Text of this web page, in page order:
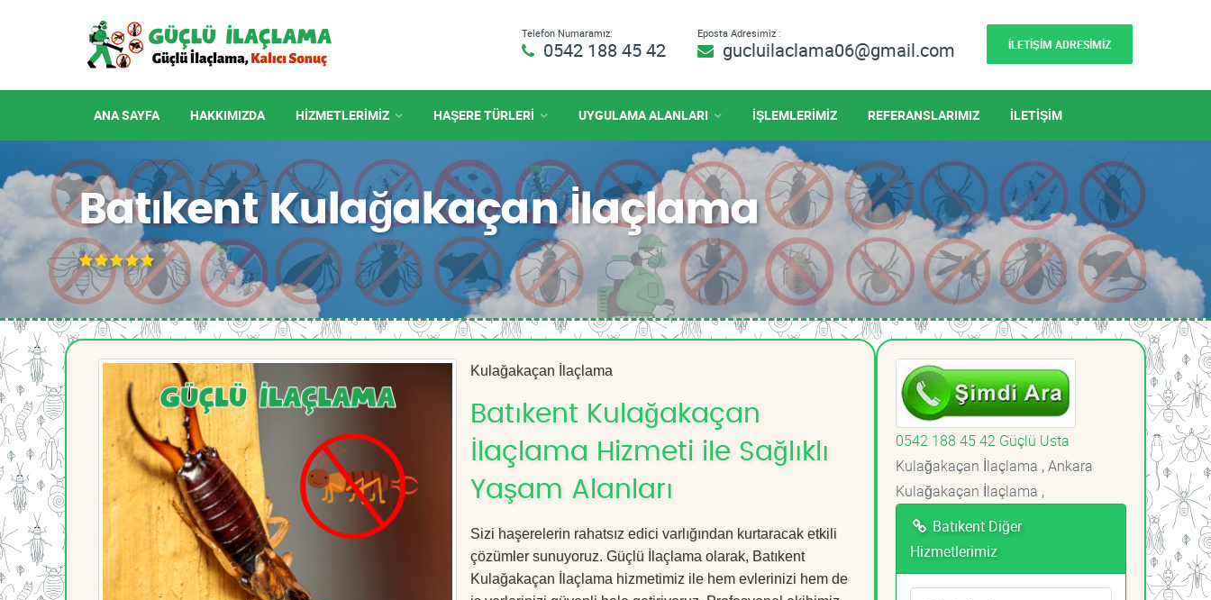
Telefon Numaramız:
0542 188 45 42
Eposta Adresimiz :
gucluilaclama06@gmail.com İLETİŞİM ADRESİMİZ
ANA SAYFA HAKKIMIZDA HIZMETLERIMIZ HAŞERE TÜRLERİ UYGULAMA ALANLARI İŞLEMLERİMİZ REFERANSLARIMIZ İLETİŞİM
Batıkent Kulağakaçan İlaçlama
Kulağakaçan İlaçlama
Batıkent Kulağakaçan
İlaçlama Hizmeti ile Sağlıklı
Yaşam Alanları
Sizi haşerelerin rahatsız edici varlığından kurtaracak etkili
çözümler sunuyoruz. Güçlü İlaçlama olarak, Batıkent
Kulağakaçan İlaçlama hizmetimiz ile hem evlerinizi hem de
0542 188 45 42 Güçlü Usta
Kulağakaçan İlaçlama , Ankara
Kulağakaçan İlaçlama ,
Batıkent Diğer
Hizmetlerimiz